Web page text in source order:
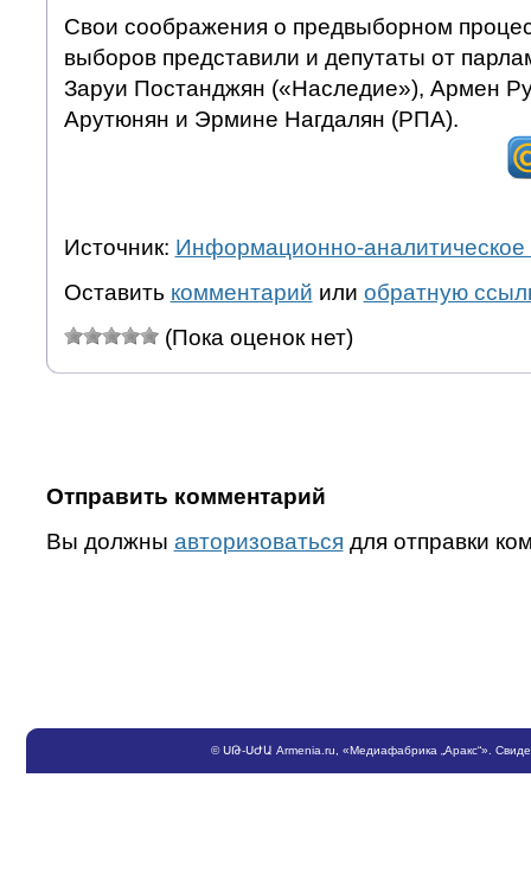
Свои соображения о предвыборном
выборов представили и депутаты от
Заруи Постанджян («Наследие»), Армен
Арутюнян и Эрмине Нагдалян (РПА).
Источник: Информационно-аналитическое
Оставить комментарий или обратную
(Пока оценок нет)
Отправить комментарий
Вы должны авторизоваться для отправки
©ՍԹ-ՍԺԱ Armenia.ru , «Медиафабрика „Аракс“».